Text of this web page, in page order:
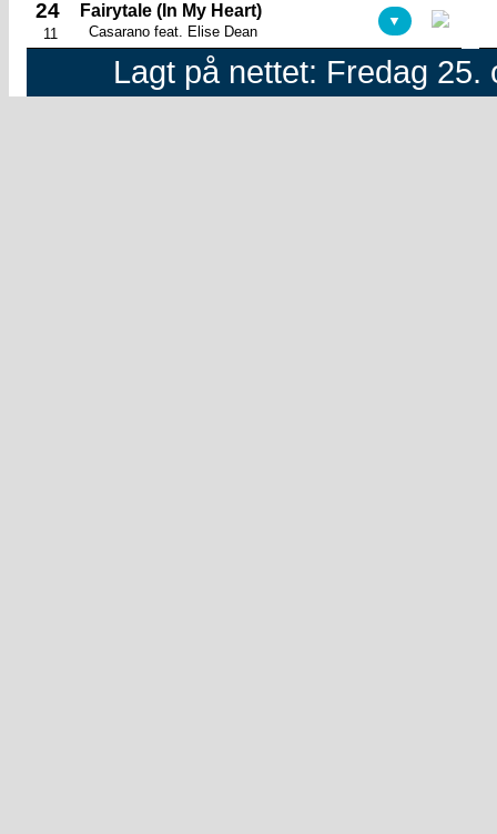
24
11
Fairytale (In My Heart)
Casarano feat. Elise Dean
▼
Lagt på nettet: Fredag